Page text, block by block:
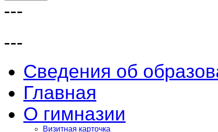
---
---
Сведения об
Главная
О гимназии
Визитная карточка